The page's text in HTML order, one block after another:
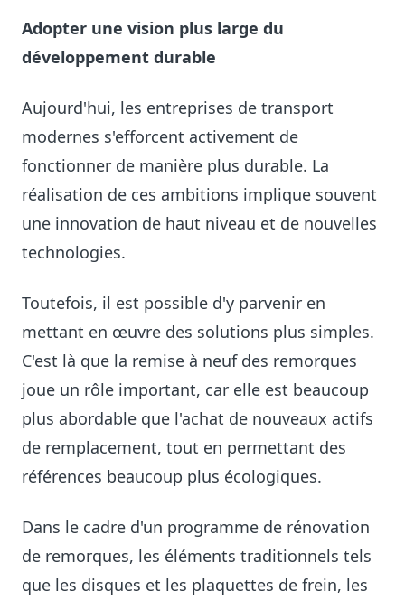
Adopter une vision plus large du
développement durable
Aujourd'hui, les entreprises de transport
modernes s'efforcent activement de
fonctionner de manière plus durable. La
réalisation de ces ambitions implique souvent
une innovation de haut niveau et de nouvelles
technologies.
Toutefois, il est possible d'y parvenir en
mettant en œuvre des solutions plus simples.
C'est là que la remise à neuf des remorques
joue un rôle important, car elle est beaucoup
plus abordable que l'achat de nouveaux actifs
de remplacement, tout en permettant des
références beaucoup plus écologiques.
Dans le cadre d'un programme de rénovation
de remorques, les éléments traditionnels tels
que les disques et les plaquettes de frein, les